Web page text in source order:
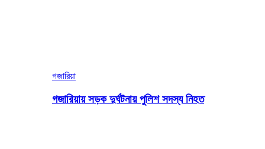
গজারিয়া
গজারিয়ায় সড়ক দুর্ঘটনায় পুলিশ সদস্য নিহত